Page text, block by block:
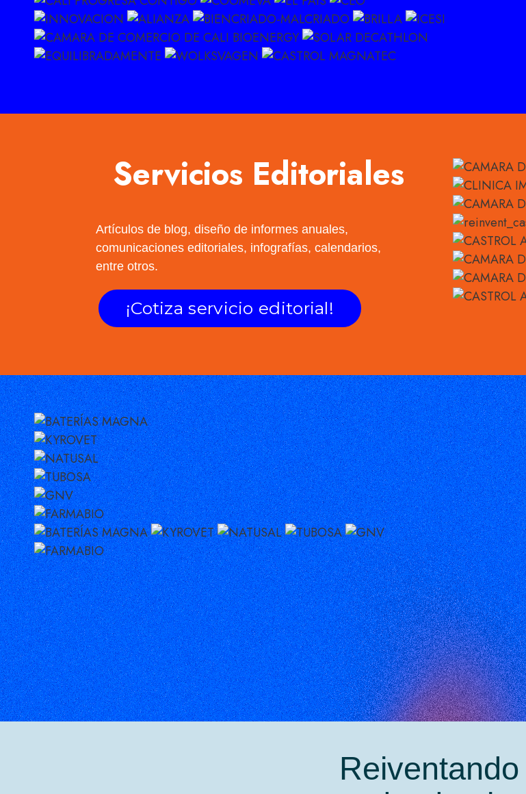
Servicios Editoriales
Artículos de blog, diseño de informes anuales,
comunicaciones editoriales, infografías, calendarios,
entre otros.
¡Cotiza servicio editorial!
Reiventando